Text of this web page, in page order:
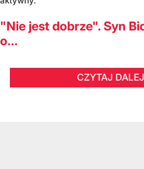
"Nie jest dobrze". Syn
o...
CZYTAJ DALEJ